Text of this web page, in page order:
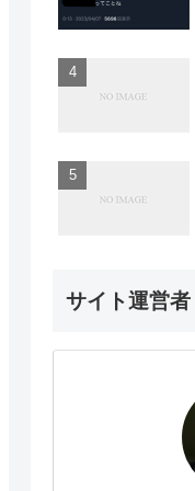
サイト運営者